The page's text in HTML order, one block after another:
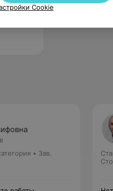
• Зав.
Cookie